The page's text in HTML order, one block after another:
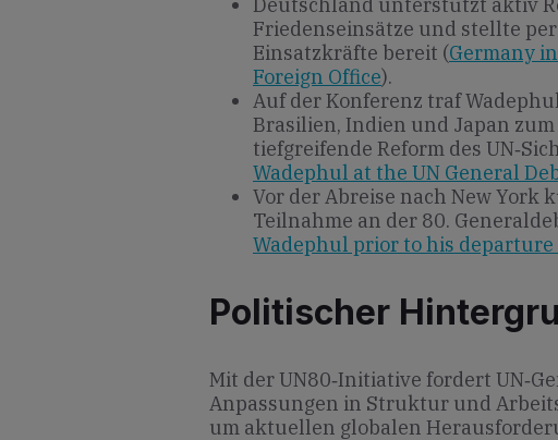
Deutschland unterstützt aktiv
Friedenseinsätze und stellte
Einsatzkräfte bereit (Germany
Foreign Office).
Auf der Konferenz traf
Brasilien, Indien und Japan
tiefgreifende Reform des
Wadephul at the UN General
Vor der Abreise nach New
Teilnahme an der 80.
Wadephul prior to his departure
Politischer
Mit der UN80‐Initiative fordert
Anpassungen in Struktur und
um aktuellen globalen